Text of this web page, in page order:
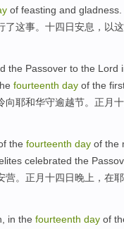
of feasting and gladness.
了这事。 十四日安息 ，以这
the Passover to the Lord
fourteenth day of the
向耶和华守逾越节。 正月
the fourteenth day of the
celebrated the
营。 正月十四日晚上 ， 在
in the fourteenth day of